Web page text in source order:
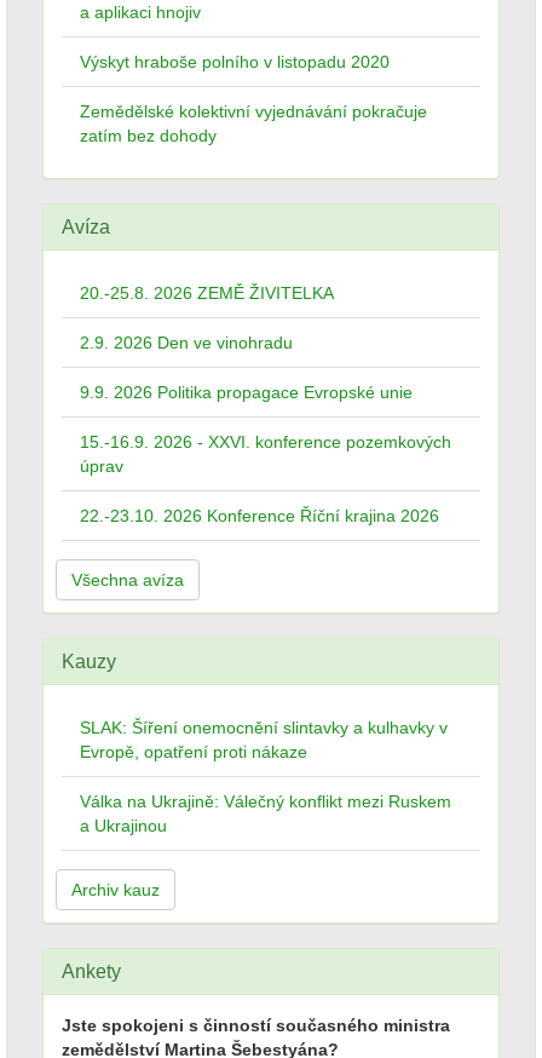
a aplikaci hnojiv
Výskyt hraboše polního v listopadu 2020
Zemědělské kolektivní vyjednávání pokračuje
zatím bez dohody
Avíza
20.-25.8. 2026 ZEMĚ ŽIVITELKA
2.9. 2026 Den ve vinohradu
9.9. 2026 Politika propagace Evropské unie
15.-16.9. 2026 - XXVI. konference pozemkových
úprav
22.-23.10. 2026 Konference Říční krajina 2026
Všechna avíza
Kauzy
SLAK: Šíření onemocnění slintavky a kulhavky v
Evropě, opatření proti nákaze
Válka na Ukrajině: Válečný konflikt mezi Ruskem
a Ukrajinou
Archiv kauz
Ankety
Jste spokojeni s činností současného ministra
zemědělství Martina Šebestyána?